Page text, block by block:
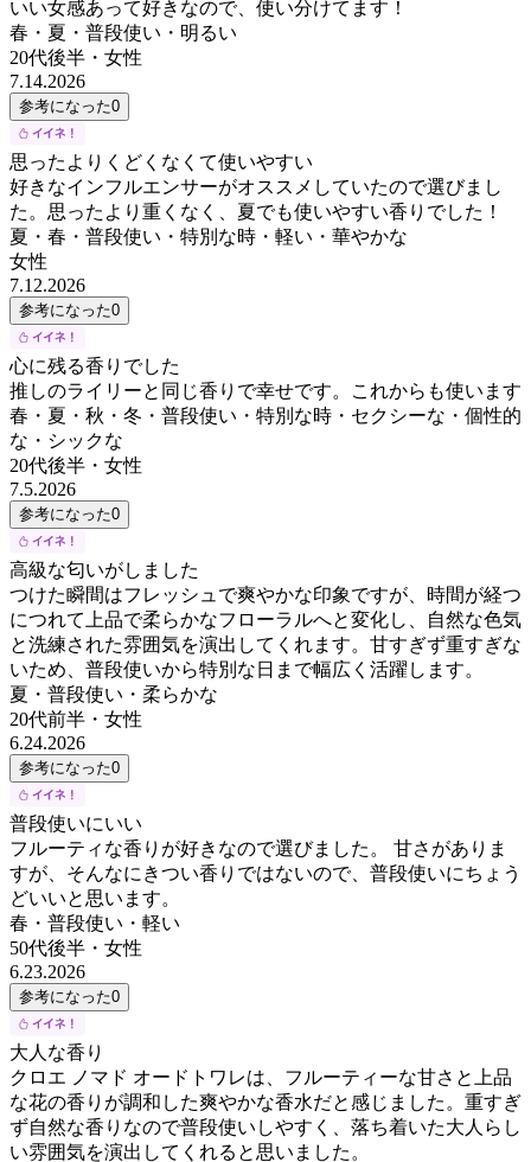
いい女感あって好きなので、使い分けてます！
春・夏・普段使い・明るい
20代後半 ・ 女性
7.14.2026
参考になった0
思ったよりくどくなくて使いやすい
好きなインフルエンサーがオススメしていたので選びまし
た。思ったより重くなく、夏でも使いやすい香りでした！
夏・春・普段使い・特別な時・軽い・華やかな
女性
7.12.2026
参考になった0
心に残る香りでした
推しのライリーと同じ香りで幸せです。これからも使います
春・夏・秋・冬・普段使い・特別な時・セクシーな・個性的
な・シックな
20代後半 ・ 女性
7.5.2026
参考になった0
高級な匂いがしました
つけた瞬間はフレッシュで爽やかな印象ですが、時間が経つ
につれて上品で柔らかなフローラルへと変化し、自然な色気
と洗練された雰囲気を演出してくれます。甘すぎず重すぎな
いため、普段使いから特別な日まで幅広く活躍します。
夏・普段使い・柔らかな
20代前半 ・ 女性
6.24.2026
参考になった0
普段使いにいい
フルーティな香りが好きなので選びました。 甘さがありま
すが、そんなにきつい香りではないので、普段使いにちょう
どいいと思います。
春・普段使い・軽い
50代後半 ・ 女性
6.23.2026
参考になった0
大人な香り
クロエ ノマド オードトワレは、フルーティーな甘さと上品
な花の香りが調和した爽やかな香水だと感じました。重すぎ
ず自然な香りなので普段使いしやすく、落ち着いた大人らし
い雰囲気を演出してくれると思いました。